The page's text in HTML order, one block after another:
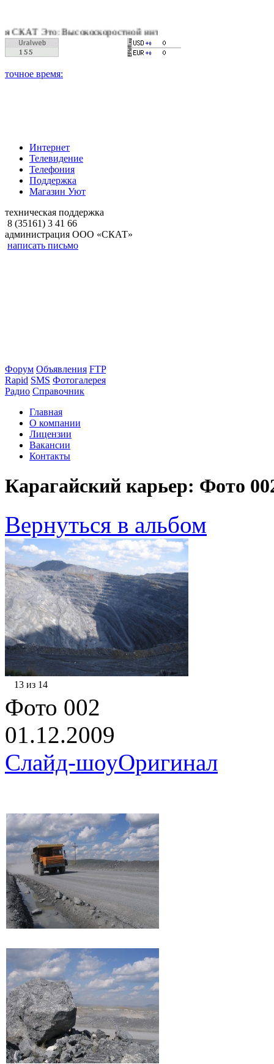
Это: Высокоскоростной интернет, качественное цифровое и
Интернет
Телевидение
Телефония
Поддержка
Магазин Уют
техническая поддержка
8 (35161) 3 41 66
администрация ООО «СКАТ»
написать письмо
Форум Объявления FTP
Rapid SMS Фотогалерея
Радио Справочник
Главная
О компании
Лицензии
Вакансии
Контакты
Карагайский карьер: Фото
Вернуться в альбом
13 из 14
Фото 002
01.12.2009
Слайд-шоуОригинал